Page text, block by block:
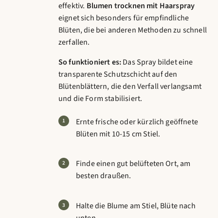
effektiv. Blumen trocknen mit Haarspray
eignet sich besonders für empfindliche
Blüten, die bei anderen Methoden zu schnell
zerfallen.
So funktioniert es:Das Spray bildet eine
transparente Schutzschicht auf den
Blütenblättern, die den Verfall verlangsamt
und die Form stabilisiert.
Ernte frische oder kürzlich geöffnete
Blüten mit 10-15 cm Stiel.
Finde einen gut belüfteten Ort, am
besten draußen.
Halte die Blume am Stiel, Blüte nach